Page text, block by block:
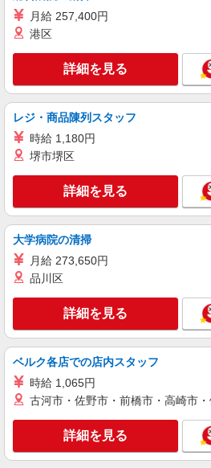
月給 257,400円
港区
詳細を見る
レジ・商品陳列スタッフ
時給 1,180円
堺市堺区
詳細を見る
大学病院の清掃
月給 273,650円
品川区
詳細を見る
ベルク各店での店内スタッフ
時給 1,065円
古河市・佐野市・前橋市・高崎市
詳細を見る